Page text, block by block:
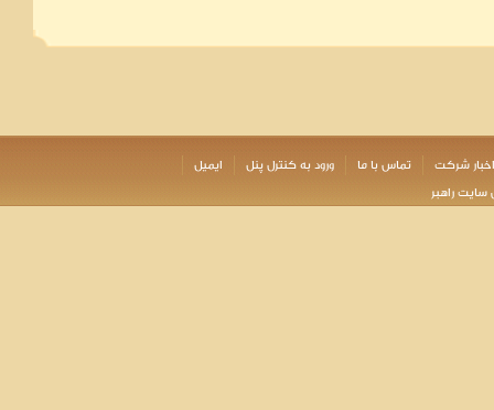
اخبار شرکت تماس با ما ورود به کنترل پنل
ایمیل
سایت راهبر